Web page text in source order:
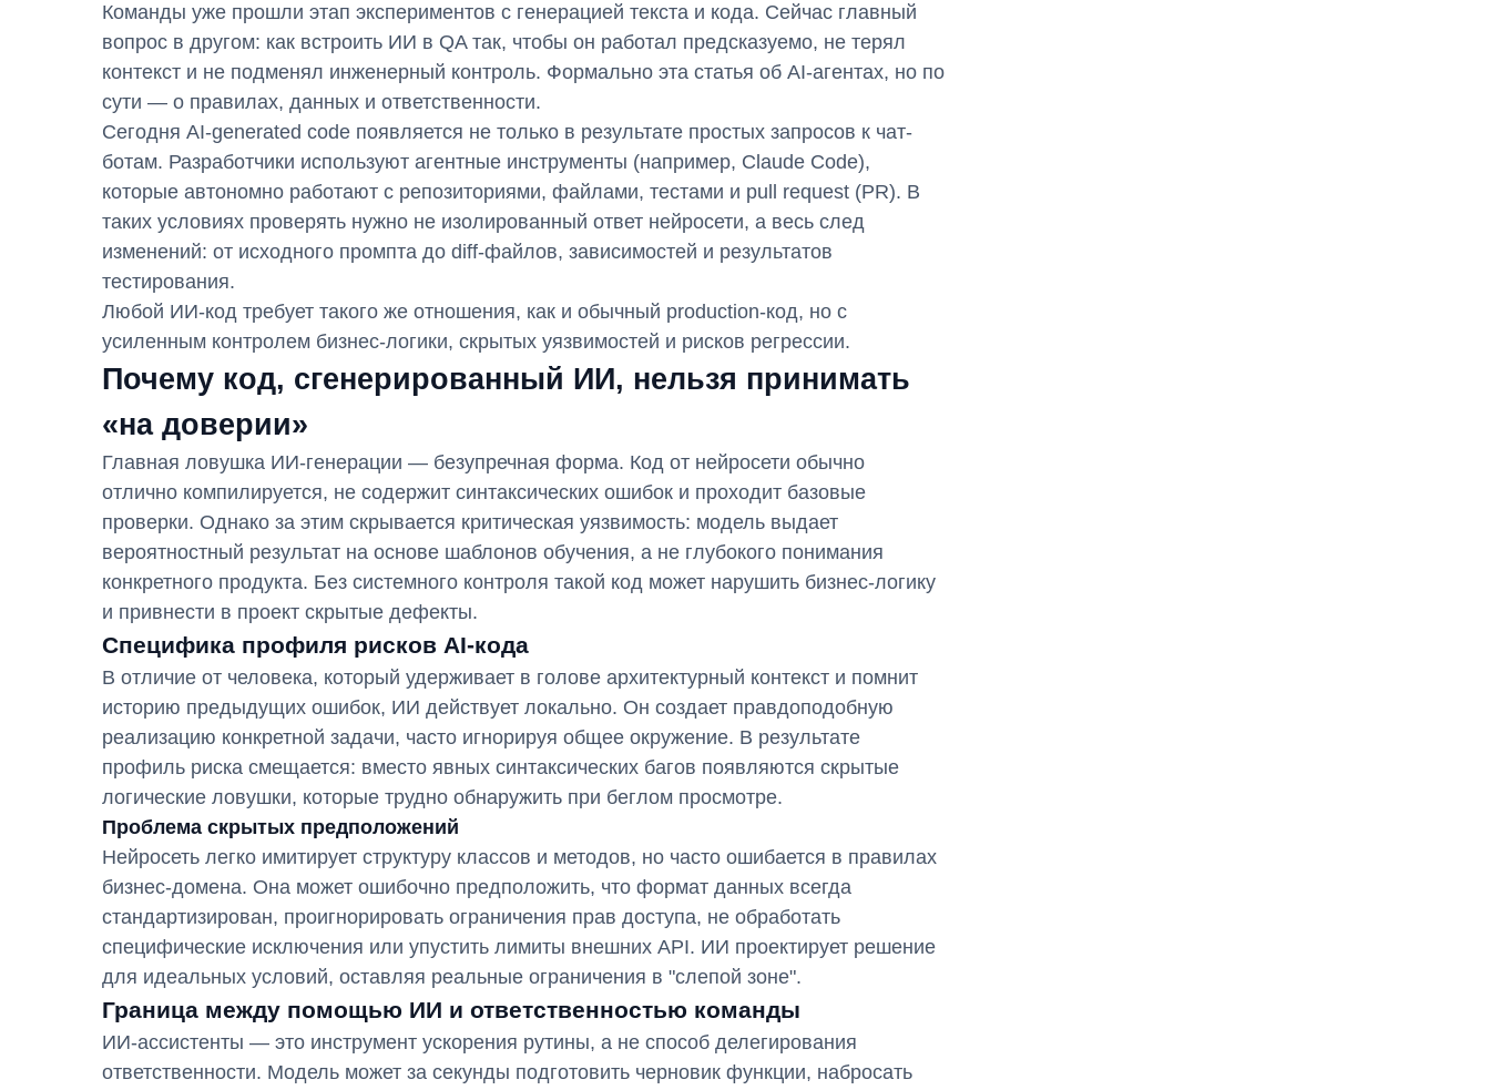
Команды уже прошли этап экспериментов с генерацией текста и кода. Сейчас главный
вопрос в другом: как встроить ИИ в QA так, чтобы он работал предсказуемо, не терял
контекст и не подменял инженерный контроль. Формально эта статья об AI-агентах, но по
сути — о правилах, данных и ответственности.
Сегодня AI-generated code появляется не только в результате простых запросов к чат-
ботам. Разработчики используют агентные инструменты (например, Claude Code),
которые автономно работают с репозиториями, файлами, тестами и pull request (PR). В
таких условиях проверять нужно не изолированный ответ нейросети, а весь след
изменений: от исходного промпта до diff-файлов, зависимостей и результатов
тестирования.
Любой ИИ-код требует такого же отношения, как и обычный production-код, но с
усиленным контролем бизнес-логики, скрытых уязвимостей и рисков регрессии.
Почему код, сгенерированный ИИ, нельзя принимать
«на доверии»
Главная ловушка ИИ-генерации — безупречная форма. Код от нейросети обычно
отлично компилируется, не содержит синтаксических ошибок и проходит базовые
проверки. Однако за этим скрывается критическая уязвимость: модель выдает
вероятностный результат на основе шаблонов обучения, а не глубокого понимания
конкретного продукта. Без системного контроля такой код может нарушить бизнес-логику
и привнести в проект скрытые дефекты.
Специфика профиля рисков AI-кода
В отличие от человека, который удерживает в голове архитектурный контекст и помнит
историю предыдущих ошибок, ИИ действует локально. Он создает правдоподобную
реализацию конкретной задачи, часто игнорируя общее окружение. В результате
профиль риска смещается: вместо явных синтаксических багов появляются скрытые
логические ловушки, которые трудно обнаружить при беглом просмотре.
Проблема скрытых предположений
Нейросеть легко имитирует структуру классов и методов, но часто ошибается в правилах
бизнес-домена. Она может ошибочно предположить, что формат данных всегда
стандартизирован, проигнорировать ограничения прав доступа, не обработать
специфические исключения или упустить лимиты внешних API. ИИ проектирует решение
для идеальных условий, оставляя реальные ограничения в "слепой зоне".
Граница между помощью ИИ и ответственностью команды
ИИ-ассистенты — это инструмент ускорения рутины, а не способ делегирования
ответственности. Модель может за секунды подготовить черновик функции, набросать